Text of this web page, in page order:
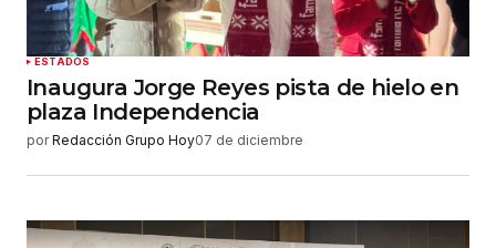
ESTADOS
Inaugura Jorge Reyes pista de hielo en
plaza Independencia
por Redacción Grupo Hoy07 de diciembre